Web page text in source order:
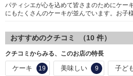
パティシエが心を込めて皆さまのためにケー
にもたくさんのケーキが並んでいます。お子
おすすめのクチコミ （10 件）
クチコミからみる、このお店の特長
ケーキ 19 美味しい 9 子ど